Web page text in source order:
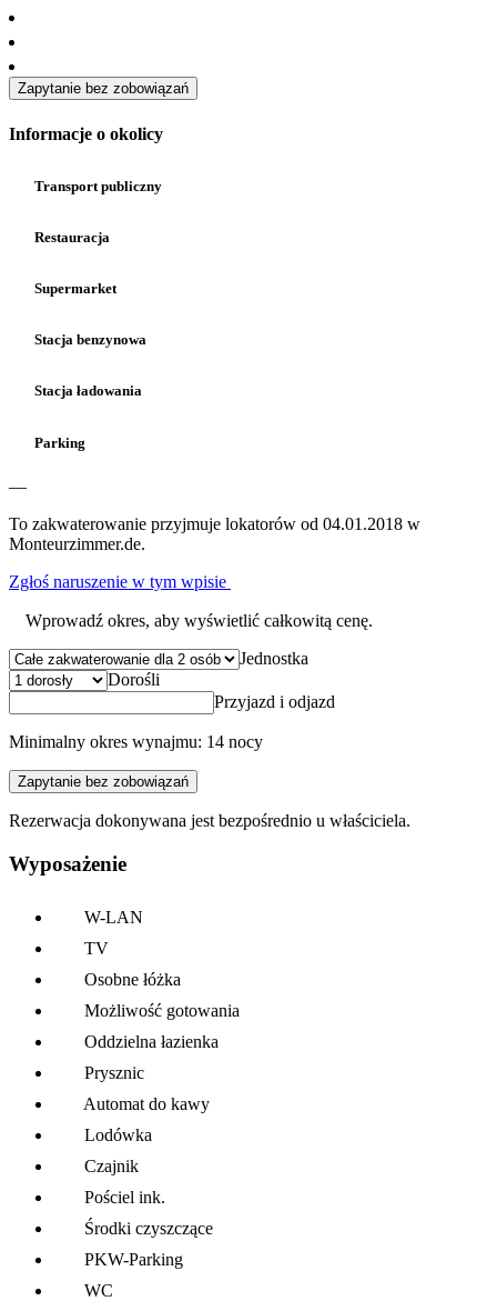
Zapytanie bez zobowiązań
Informacje o okolicy
Transport publiczny
Restauracja
Supermarket
Stacja benzynowa
Stacja ładowania
Parking
—
To zakwaterowanie przyjmuje lokatorów od 04.01.2018 w
Monteurzimmer.de.
Zgłoś naruszenie w tym wpisie
Wprowadź okres, aby wyświetlić całkowitą cenę.
Jednostka
Dorośli
Przyjazd i odjazd
Minimalny okres wynajmu: 14 nocy
Zapytanie bez zobowiązań
Rezerwacja dokonywana jest bezpośrednio u właściciela.
Wyposażenie
W-LAN
TV
Osobne łóżka
Możliwość gotowania
Oddzielna łazienka
Prysznic
Automat do kawy
Lodówka
Czajnik
Pościel ink.
Środki czyszczące
PKW-Parking
WC